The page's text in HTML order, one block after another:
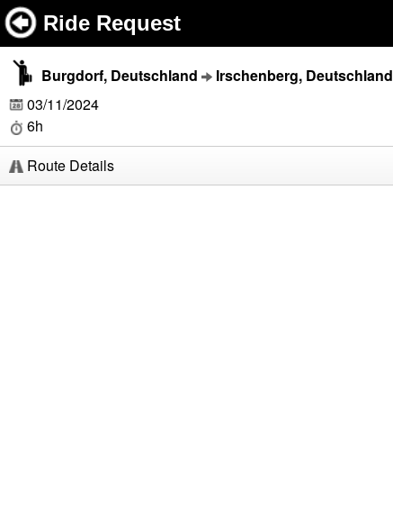
Ride Request
Burgdorf, Deutschland
Irschenberg, Deutschland
03/11/2024
6h
Route Details